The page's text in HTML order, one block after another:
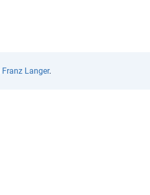
Franz Langer.